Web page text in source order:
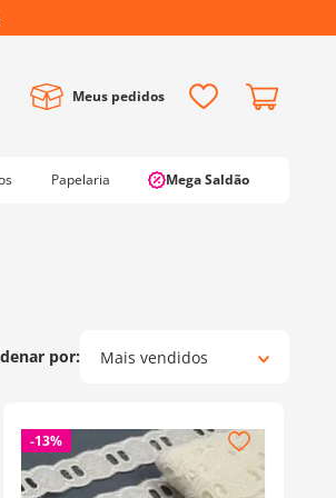
Meus pedidos
Papelaria Mega Saldão
Mais vendidos
-13%